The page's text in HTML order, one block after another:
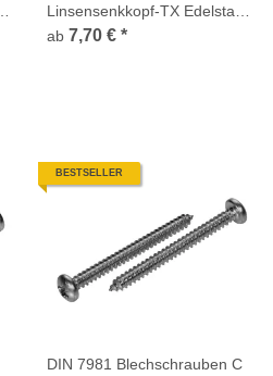
Linsensenkkopf-TX Edelstahl
A2
ab 7,70 € *
BESTSELLER
DIN 7981 Blechschrauben C